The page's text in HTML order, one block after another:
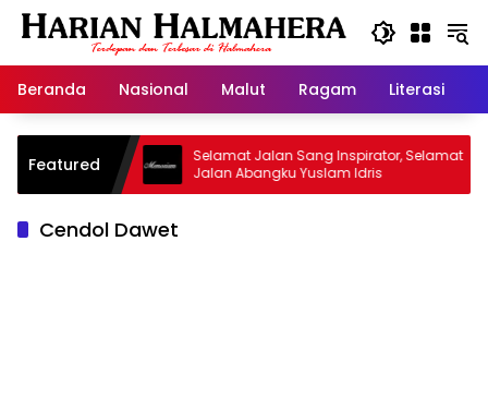
Langsung
Beranda
Nasional Malut Ragam Literasi
Featured
Warisan
Selamat Jalan Sang Inspirator, Selamat
Jalan Abangku Yuslam Idris
Cendol Dawet